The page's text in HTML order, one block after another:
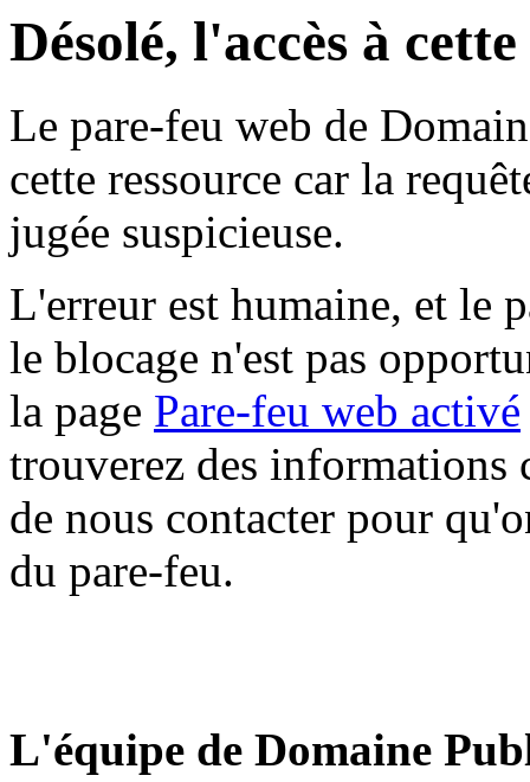
Désolé, l'accès à
Le pare-feu web de
cette ressource car la
jugée suspicieuse.
L'erreur est humaine, et le
le blocage n'est pas
la page Pare-feu web activé
trouverez des informations
de nous contacter pour
du pare-feu.
L'équipe de Domaine